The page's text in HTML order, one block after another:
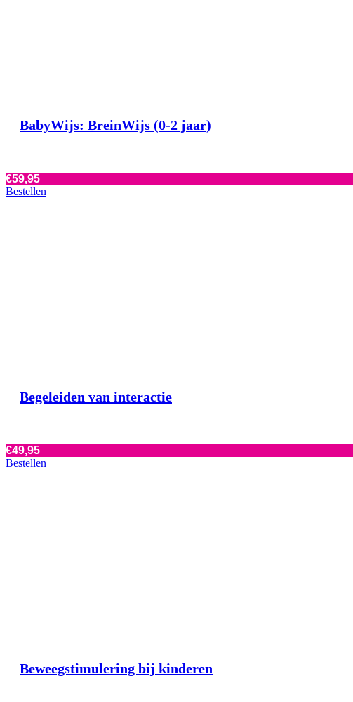
BabyWijs: BreinWijs (0-2 jaar)
€59,95
Bestellen
Begeleiden van interactie
€49,95
Bestellen
Beweegstimulering bij kinderen